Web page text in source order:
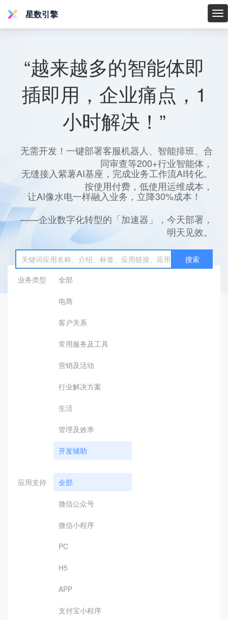
星
星数引擎
“越来越多的智能体即
插即用，企业痛点，1
小时解决！”
无需开发！一键部署客服机器人、智能排班、合
同审查等200+行业智能体，
无缝接入紫薯AI基座，完成业务工作流AI转化。
按使用付费，低使用运维成本，
让AI像水电一样融入业务，立降30%成本！
——企业数字化转型的「加速器」，今天部署，
明天见效。
搜索
业务类型
全部
电商
客户关系
常用服务及工具
营销及活动
行业解决方案
生活
管理及效率
开发辅助
应用支持 全部
微信公众号
微信小程序
PC
H5
APP
支付宝小程序